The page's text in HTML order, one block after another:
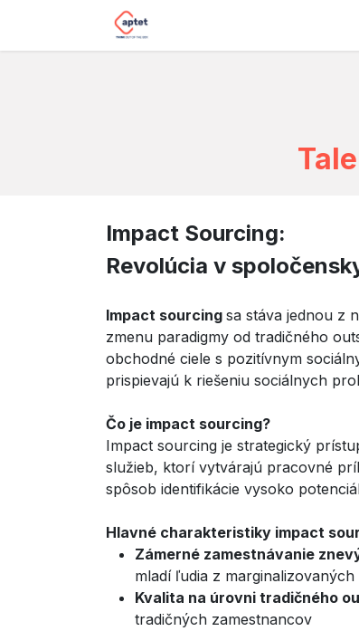
Impact Sourcing:
Revolúcia v
Impact sourcing sa stáva jednou z
zmenu paradigmy od tradičného
obchodné ciele s pozitívnym
prispievajú k riešeniu sociálnych
Čo je impact sourcing?
Impact sourcing je strategický
služieb, ktorí vytvárajú pracovné
spôsob identifikácie vysoko
Hlavné charakteristiky impact
Zámerné zamestnávanie
mladí ľudia z
Kvalita na úrovni tradičného
tradičných zamestnancov